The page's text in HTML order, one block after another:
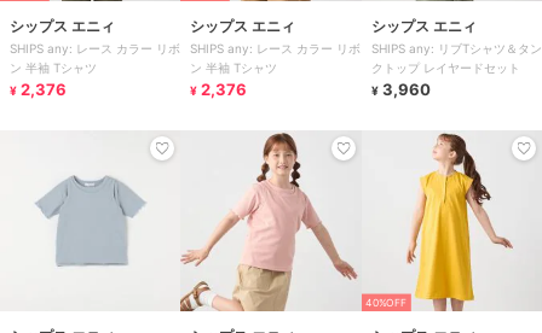
シップス エニィ
SHIPS any: レース カラー リボ
ン 半袖 Tシャツ
¥ 2,376
シップス エニィ
SHIPS any: レース カラー リボ
ン 半袖 Tシャツ
¥ 2,376
シップス エニィ
SHIPS any: リブTシャツ＆タン
クトップ レイヤードセット
¥ 3,960
40%OFF